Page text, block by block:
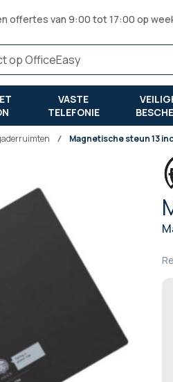
offertes van 9:00 tot 17:00 op
VASTE
TELEFONIE
Magnetische steun 13